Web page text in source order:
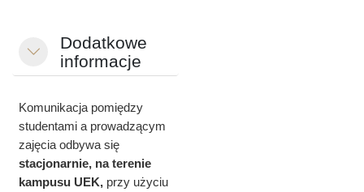
Minimalizuj
Dodatkowe
informacje
Komunikacja pomiędzy
studentami a prowadzącym
zajęcia odbywa się
stacjonarnie, na terenie
kampusu UEK, przy użyciu